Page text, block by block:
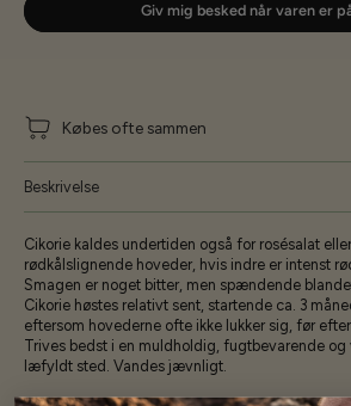
Giv mig besked når varen er
Købes ofte sammen
Beskrivelse
Cikorie kaldes undertiden også for rosésalat
rødkålslignende hoveder, hvis indre er intenst
Smagen er noget bitter, men spændende
Cikorie høstes relativt sent, startende ca. 3
eftersom hovederne ofte ikke lukker sig, før
Trives bedst i en muldholdig, fugtbevarende
læfyldt sted. Vandes jævnligt.